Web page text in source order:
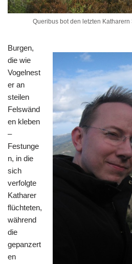
Queribus bot den letzten Katharern
Burgen,
die wie
Vogelnest
er an
steilen
Felswänd
en kleben
–
Festunge
n, in die
sich
verfolgte
Katharer
flüchteten,
während
die
gepanzert
en